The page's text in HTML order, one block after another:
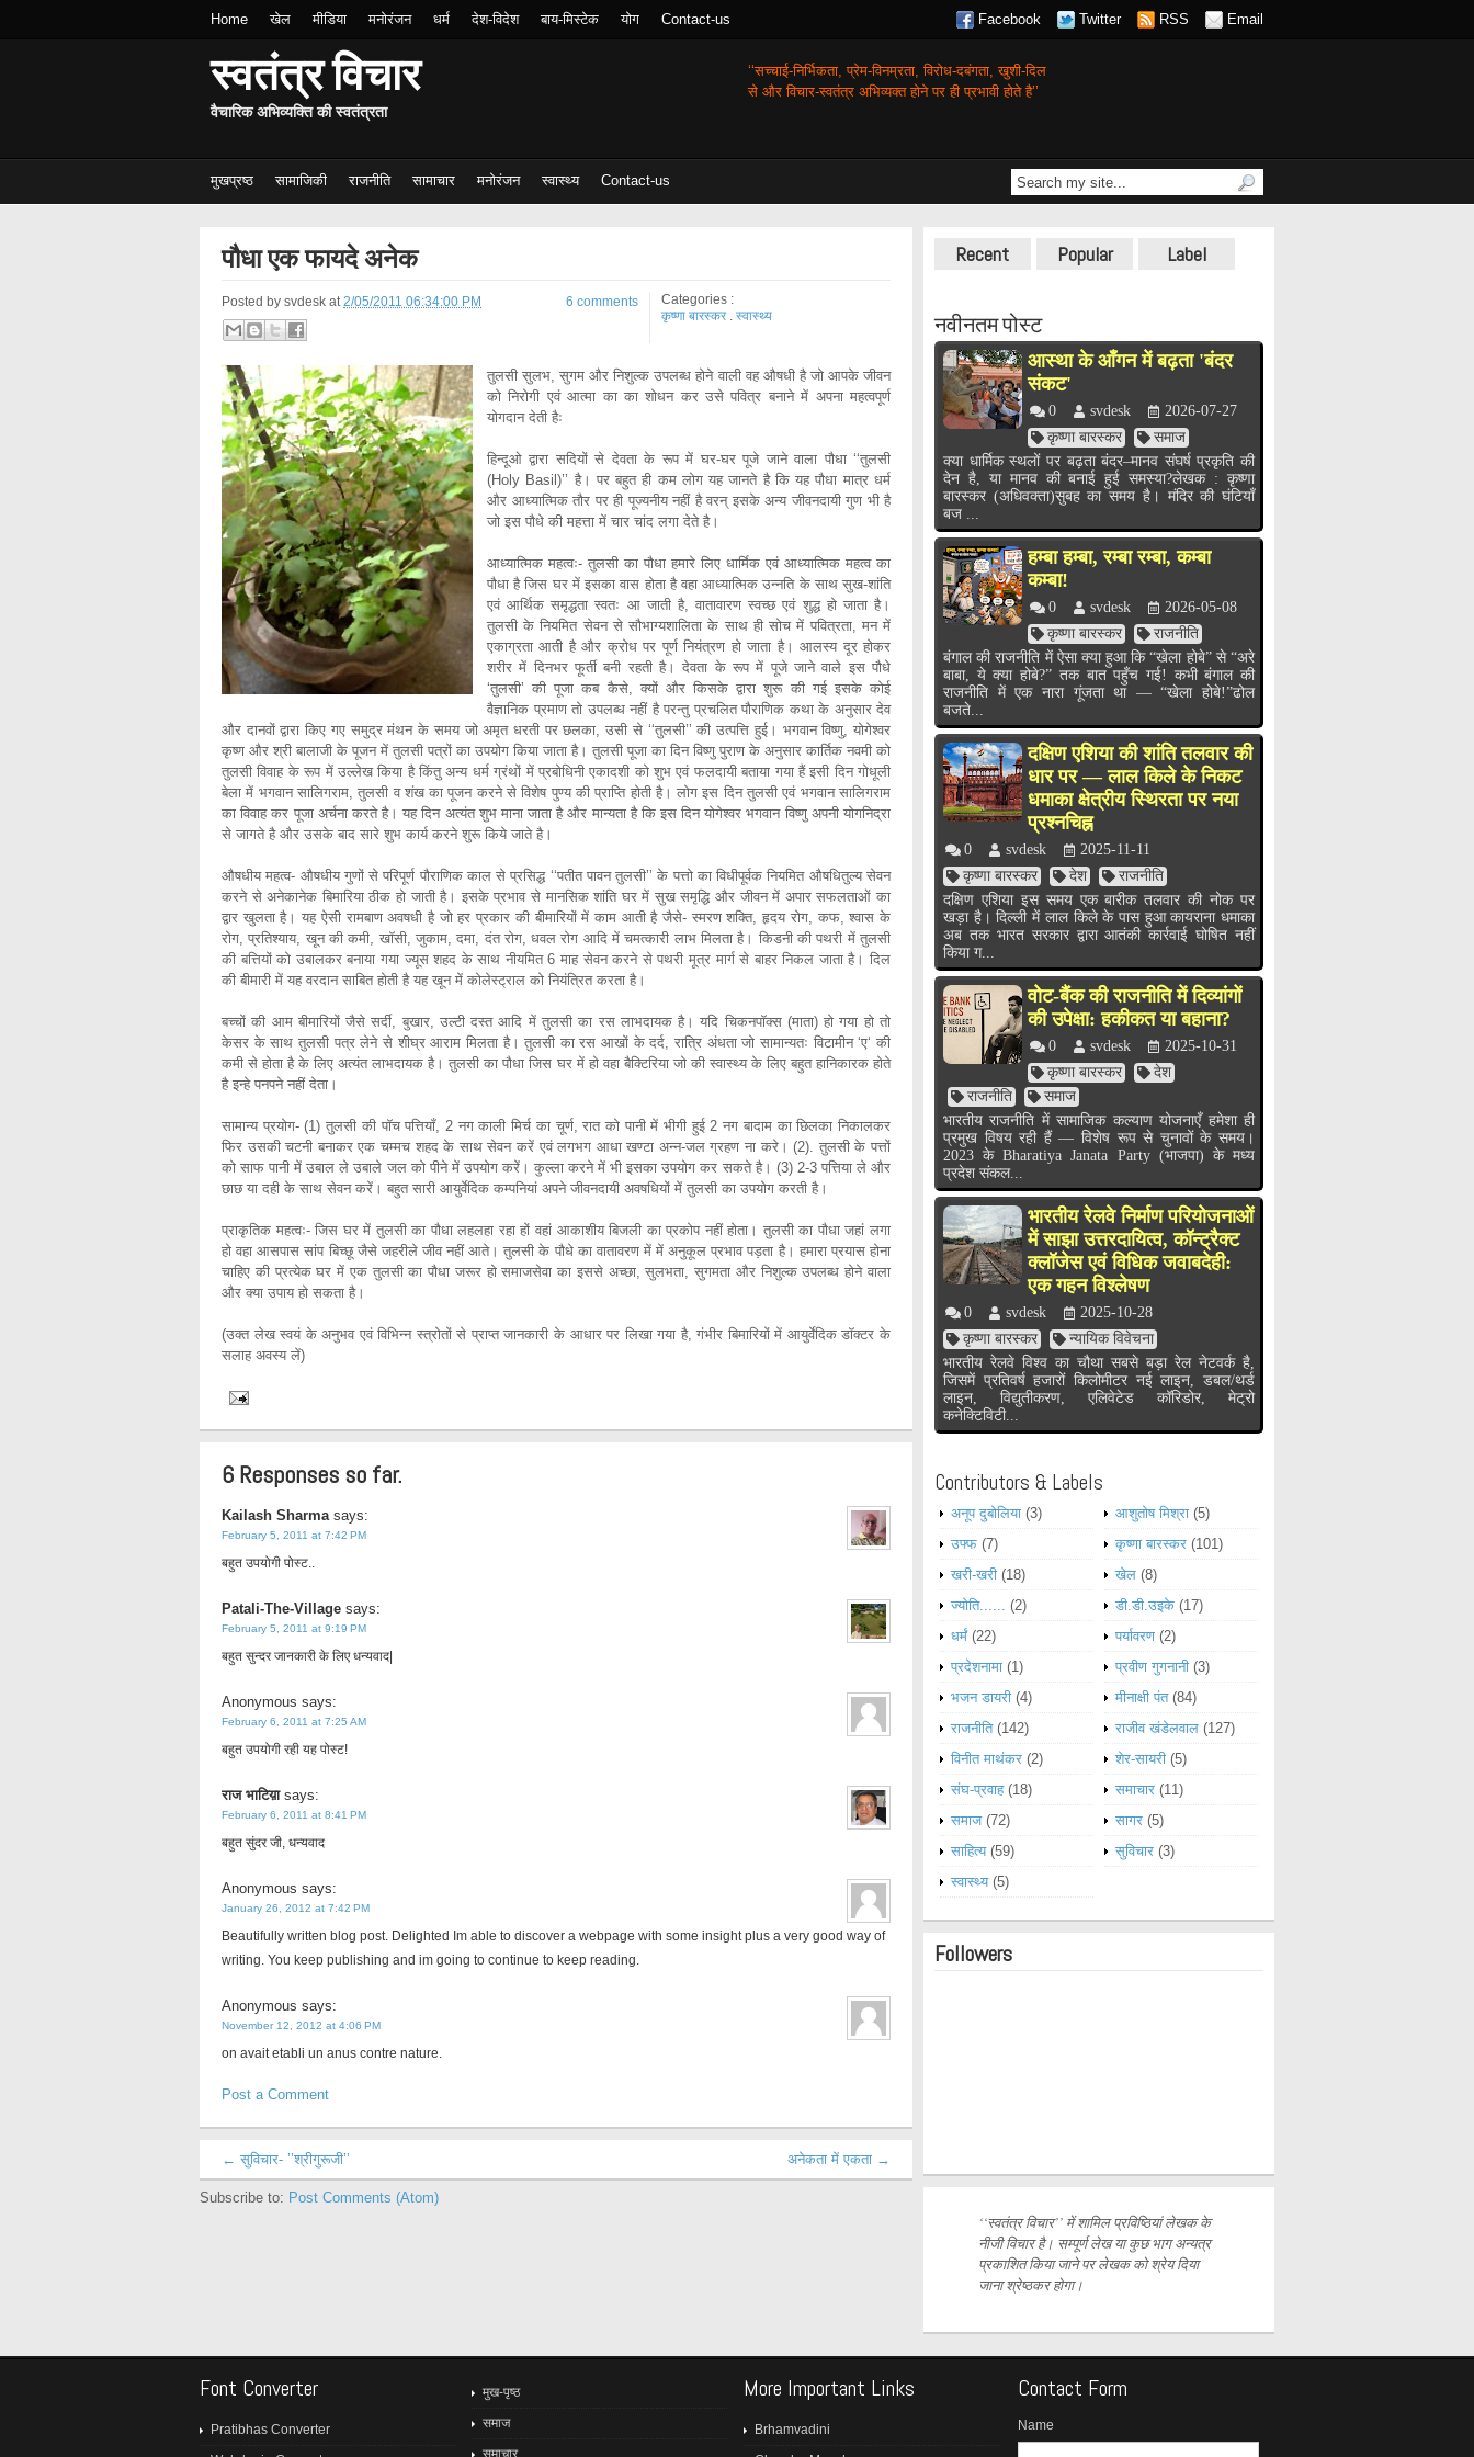
Home खेल मीडिया मनोरंजन धर्म देश-विदेश बाय-मिस्टेक योग Contact-us Facebook Twitter RSS Email
स्वतंत्र विचार
वैचारिक अभिव्यक्ति की स्वतंत्रता
‘‘सच्चाई-निर्भिकता, प्रेम-विनम्रता, विरोध-दबंगता,खुशी-दिल
से और विचार-स्वतंत्र अभिव्यक्त होने पर ही प्रभावी होते है’’
मुखप्रष्ठ सामाजिकी राजनीति सामाचार मनोरंजन स्वास्थ्य Contact-us
पौधा एक फायदे अनेक
Posted by svdesk at2/05/2011 06:34:00 PM 6 comments
Categories :
कृष्णा बारस्कर. स्वास्थ्य
तुलसी सुलभ, सुगम और निशुल्क उपलब्ध होने वाली वह औषधी है जो आपके जीवन
को निरोगी एवं आत्मा का का शोधन कर उसे पवित्र बनाने में अपना महत्वपूर्ण
योगदान देती हैः
हिन्दूओ द्वारा सदियों से देवता के रूप में घर-घर पूजे जाने वाला पौधा ‘‘तुलसी
(Holy Basil)’’ है। पर बहुत ही कम लोग यह जानते है कि यह पौधा मात्र धर्म
और आध्यात्मिक तौर पर ही पूज्यनीय नहीं है वरन् इसके अन्य जीवनदायी गुण भी है
जो इस पौधे की महत्ता में चार चांद लगा देते है।
आध्यात्मिक महत्वः- तुलसी का पौधा हमारे लिए धार्मिक एवं आध्यात्मिक महत्व का
पौधा है जिस घर में इसका वास होता है वहा आध्यात्मिक उन्नति के साथ सुख-शांति
एवं आर्थिक समृद्धता स्वतः आ जाती है, वातावारण स्वच्छ एवं शुद्ध हो जाता है।
तुलसी के नियमित सेवन से सौभाग्यशालिता के साथ ही सोच में पवित्रता, मन में
एकाग्रता आती है और क्रोध पर पूर्ण नियंत्रण हो जाता है। आलस्य दूर होकर
शरीर में दिनभर फूर्ती बनी रहती है। देवता के रूप में पूजे जाने वाले इस पौधे
‘तुलसी’ की पूजा कब कैसे, क्यों और किसके द्वारा शुरू की गई इसके कोई
वैज्ञानिक प्रमाण तो उपलब्ध नहीं है परन्तु प्रचलित पौराणिक कथा के अनुसार देव
और दानवों द्वारा किए गए समुद्र मंथन के समय जो अमृत धरती पर छलका, उसी से ‘‘तुलसी’’ की उत्पत्ति हुई। भगवान विष्णु, योगेश्वर
कृष्ण और श्री बालाजी के पूजन में तुलसी पत्रों का उपयोग किया जाता है। तुलसी पूजा का दिन विष्णु पुराण के अनुसार कार्तिक नवमी को
तुलसी विवाह के रूप में उल्लेख किया है किंतु अन्य धर्म ग्रंथों में प्रबोधिनी एकादशी को शुभ एवं फलदायी बताया गया हैं इसी दिन गोधूली
बेला में भगवान सालिगराम, तुलसी व शंख का पूजन करने से विशेष पुण्य की प्राप्ति होती है। लोग इस दिन तुलसी एवं भगवान सालिगराम
का विवाह कर पूजा अर्चना करते है। यह दिन अत्यंत शुभ माना जाता है और मान्यता है कि इस दिन योगेश्वर भगवान विष्णु अपनी योगनिद्रा
से जागते है और उसके बाद सारे शुभ कार्य करने शुरू किये जाते है।
औषधीय महत्व- औषधीय गुणों से परिपूर्ण पौराणिक काल से प्रसिद्ध ‘‘पतीत पावन तुलसी’’ के पत्तो का विधीपूर्वक नियमित औषधितुल्य सेवन
करने से अनेकानेक बिमारिया ठीक हो जाती है। इसके प्रभाव से मानसिक शांति घर में सुख समृद्धि और जीवन में अपार सफलताओं का
द्वार खुलता है। यह ऐसी रामबाण अवषधी है जो हर प्रकार की बीमारियों में काम आती है जैसे- स्मरण शक्ति, हृदय रोग, कफ, श्वास के
रोग, प्रतिश्याय, खून की कमी, खॉसी, जुकाम, दमा, दंत रोग, धवल रोग आदि में चमत्कारी लाभ मिलता है। किडनी की पथरी में तुलसी
की बत्तियों को उबालकर बनाया गया ज्यूस शहद के साथ नीयमित 6 माह सेवन करने से पथरी मूत्र मार्ग से बाहर निकल जाता है। दिल
की बीमारी में यह वरदान साबित होती है यह खून में कोलेस्ट्राल को नियंत्रित करता है।
बच्चों की आम बीमारियों जैसे सर्दी, बुखार, उल्टी दस्त आदि में तुलसी का रस लाभदायक है। यदि चिकनपॉक्स (माता) हो गया हो तो
केसर के साथ तुलसी पत्र लेने से शीघ्र आराम मिलता है। तुलसी का रस आखों के दर्द, रात्रि अंधता जो सामान्यतः विटामीन ‘ए‘ की
कमी से होता है के लिए अत्यंत लाभदायक है। तुलसी का पौधा जिस घर में हो वहा बैक्टिरिया जो की स्वास्थ्य के लिए बहुत हानिकारक होते
है इन्हे पनपने नहीं देता।
सामान्य प्रयोग- (1) तुलसी की पॉच पत्तियॉं, 2 नग काली मिर्च का चूर्ण, रात को पानी में भीगी हुई 2 नग बादाम का छिलका निकालकर
फिर उसकी चटनी बनाकर एक चम्मच शहद के साथ सेवन करें एवं लगभग आधा खण्टा अन्न-जल ग्रहण ना करे। (2). तुलसी के पत्तों
को साफ पानी में उबाल ले उबाले जल को पीने में उपयोग करें। कुल्ला करने में भी इसका उपयोग कर सकते है। (3) 2-3 पत्तिया ले और
छाछ या दही के साथ सेवन करें। बहुत सारी आयुर्वेदिक कम्पनियां अपने जीवनदायी अवषधियों में तुलसी का उपयोग करती है।
प्राकृतिक महत्वः- जिस घर में तुलसी का पौधा लहलहा रहा हों वहां आकाशीय बिजली का प्रकोप नहीं होता। तुलसी का पौधा जहां लगा
हो वहा आसपास सांप बिच्छू जैसे जहरीले जीव नहीं आते। तुलसी के पौधे का वातावरण में में अनुकूल प्रभाव पड़ता है। हमारा प्रयास होना
चाहिए की प्रत्येक घर में एक तुलसी का पौधा जरूर हो समाजसेवा का इससे अच्छा, सुलभता, सुगमता और निशुल्क उपलब्ध होने वाला
और क्या उपाय हो सकता है।
(उक्त लेख स्वयं के अनुभव एवं विभिन्न स्त्रोतों से प्राप्त जानकारी के आधार पर लिखा गया है, गंभीर बिमारियों में आयुर्वेदिक डॉक्टर के
सलाह अवस्य लें)
6 Responses so far.
Kailash Sharma says:
February 5, 2011 at 7:42 PM
बहुत उपयोगी पोस्ट..
Patali-The-Village says:
February 5, 2011 at 9:19 PM
बहुत सुन्दर जानकारी के लिए धन्यवाद|
Anonymous says:
February 6, 2011 at 7:25 AM
बहुत उपयोगी रही यह पोस्ट!
राज भाटिय़ा says:
February 6, 2011 at 8:41 PM
बहुत सुंदर जी, धन्यवाद
Anonymous says:
January 26, 2012 at 7:42 PM
Beautifully written blog post. Delighted Im able to discover a webpage with some insight plus a very good way of
writing. You keep publishing and im going to continue to keep reading.
Anonymous says:
November 12, 2012 at 4:06 PM
on avait etabli un anus contre nature.
Post a Comment
← सुविचार- ’’श्रीगुरूजी’’ अनेकता में एकता →
Subscribe to: Post Comments (Atom)
Recent Popular Label
नवीनतम पोस्ट
आस्था के आँगन में बढ़ता 'बंदर
संकट'
0 svdesk
2026-07-27
कृष्णा बारस्कर
समाज
क्या धार्मिक स्थलों पर बढ़ता बंदर–मानव संघर्ष प्रकृति की
देन है, या मानव की बनाई हुई समस्या?लेखक : कृष्णा
बारस्कर (अधिवक्ता)सुबह का समय है। मंदिर की घंटियाँ
बज ...
हम्बा हम्बा, रम्बा रम्बा, कम्बा
कम्बा!
0 svdesk
2026-05-08
कृष्णा बारस्कर
राजनीति
बंगाल की राजनीति में ऐसा क्या हुआ कि “खेला होबे” से “अरे
बाबा, ये क्या होबे?” तक बात पहुँच गई! कभी बंगाल की
राजनीति में एक नारा गूंजता था — “खेला होबे!”ढोल
बजते...
दक्षिण एशिया की शांति तलवार की
धार पर — लाल किले के निकट
धमाका क्षेत्रीय स्थिरता पर नया
प्रश्नचिह्न
0 svdesk
2025-11-11
कृष्णा बारस्कर
देश
राजनीति
दक्षिण एशिया इस समय एक बारीक तलवार की नोक पर
खड़ा है। दिल्ली में लाल किले के पास हुआ कायराना धमाका
अब तक भारत सरकार द्वारा आतंकी कार्रवाई घोषित नहीं
किया ग...
वोट-बैंक की राजनीति में दिव्यांगों
की उपेक्षा: हकीकत या बहाना?
0 svdesk
2025-10-31
कृष्णा बारस्कर
देश
राजनीति
समाज
भारतीय राजनीति में सामाजिक कल्याण योजनाएँ हमेशा ही
प्रमुख विषय रही हैं — विशेष रूप से चुनावों के समय।
2023 के Bharatiya Janata Party (भाजपा) के मध्य
प्रदेश संकल...
भारतीय रेलवे निर्माण परियोजनाओं
में साझा उत्तरदायित्व, कॉन्ट्रैक्ट
क्लॉजेस एवं विधिक जवाबदेही:
एक गहन विश्लेषण
0 svdesk
2025-10-28
कृष्णा बारस्कर
न्यायिक विवेचना
भारतीय रेलवे विश्व का चौथा सबसे बड़ा रेल नेटवर्क है,
जिसमें प्रतिवर्ष हजारों किलोमीटर नई लाइन, डबल/थर्ड
लाइन, विद्युतीकरण, एलिवेटेड कॉरिडोर, मेट्रो
कनेक्टिविटी...
Contributors & Labels
अनूप दुबोलिया (3) आशुतोष मिश्रा (5)
उफ्फ (7) कृष्णा बारस्कर (101)
खरी-खरी (18) खेल (8)
ज्योति...... (2) डी.डी.उइके (17)
धर्मं (22) पर्यावरण (2)
प्रदेशनामा (1) प्रवीण गुगनानी (3)
भजन डायरी (4) मीनाक्षी पंत (84)
राजनीति (142) राजीव खंडेलवाल (127)
विनीत माथंकर (2) शेर-सायरी (5)
संघ-प्रवाह (18) समाचार (11)
समाज (72) सागर (5)
साहित्य (59) सुविचार (3)
स्वास्थ्य (5)
Followers
‘‘स्वतंत्र विचार’’ में शामिल प्रविष्ठियां लेखक के
नीजी विचार है। सम्पूर्ण लेख या कुछ भाग अन्यत्र
प्रकाशितकिया जाने पर लेखक को श्रेय दिया
जाना श्रेष्ठकर होगा।
Font Converter
Pratibhas Converter
मुख-पृष्ठ
समाज
समाचार
More Important Links
Brhamvadini
Contact Form
Name